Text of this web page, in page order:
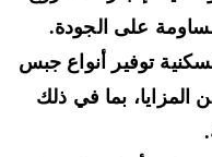
على الجودة.
توفير أنواع جبس
بما في ذلك